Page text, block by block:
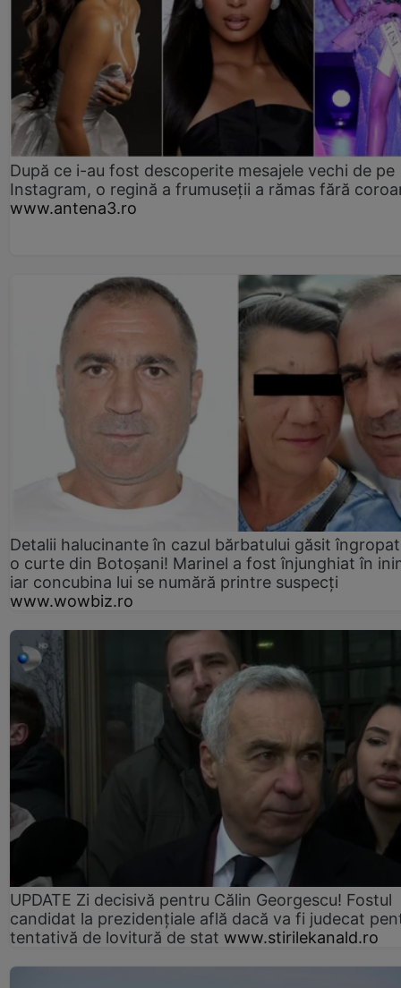
După ce i-au fost descoperite mesajele vechi de pe
Instagram, o regină a frumuseții a rămas fără
www.antena3.ro
Detalii halucinante în cazul bărbatului găsit
o curte din Botoșani! Marinel a fost înjunghiat în
iar concubina lui se numără printre suspecți
www.wowbiz.ro
UPDATE Zi decisivă pentru Călin Georgescu! Fostul
candidat la prezidențiale află dacă va fi judecat
tentativă de lovitură de stat www.stirilekanald.ro